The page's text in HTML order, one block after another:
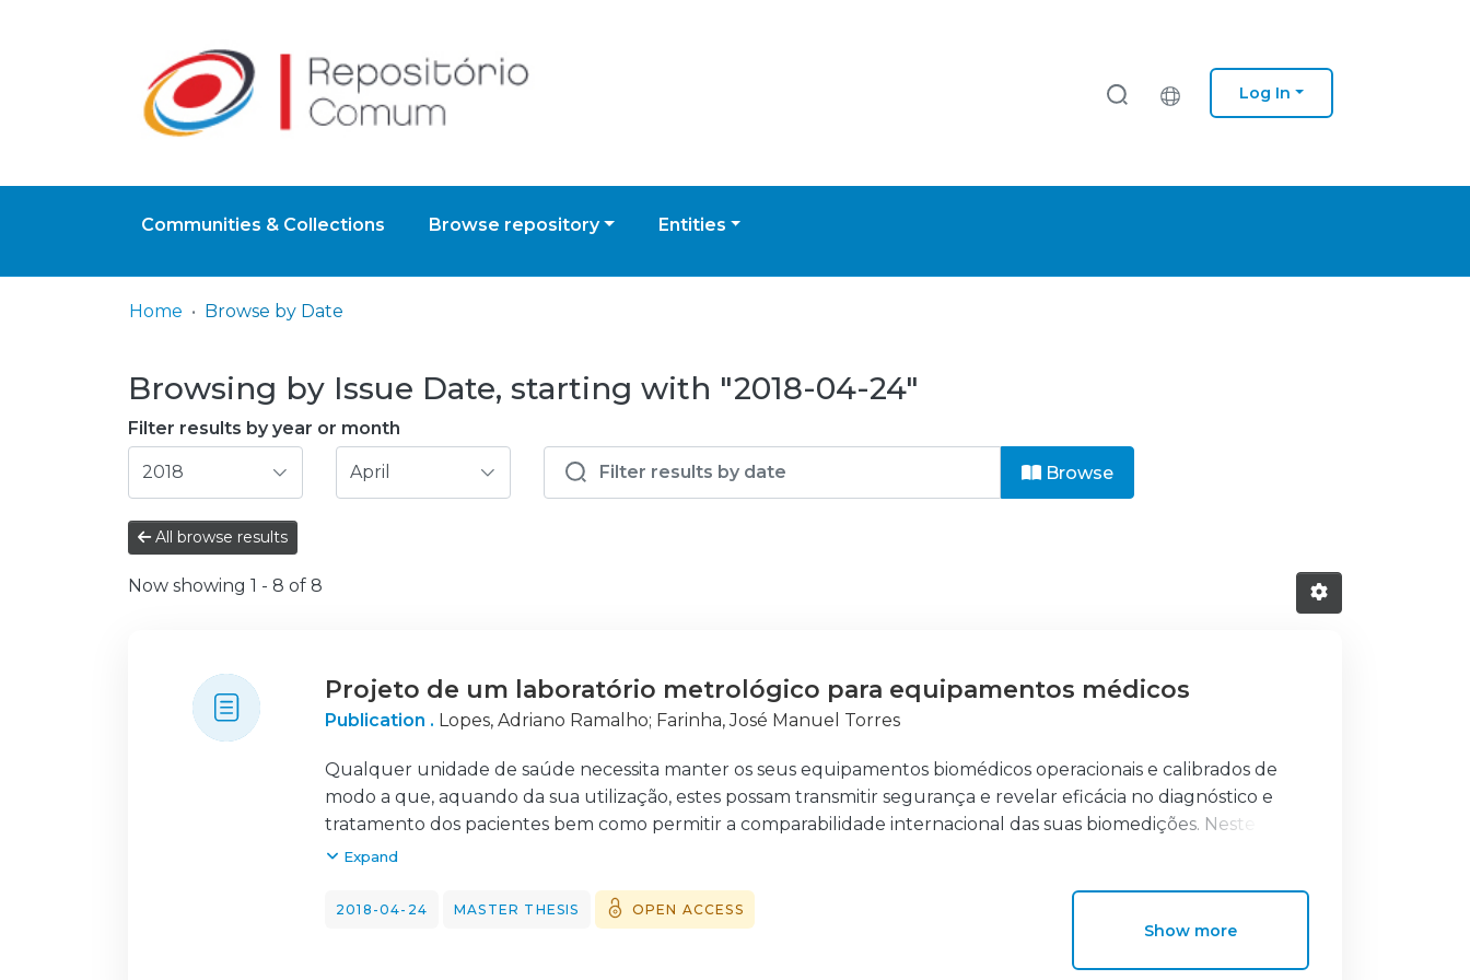
Log In
Communities & Collections Browse repository Entities
Home Browse by Date
Browsing by Issue Date, starting with "2018-04-24"
Filter results by year or month
Browse
All browse results
Now showing 1 - 8 of 8
Projeto de um laboratório metrológico para equipamentos médicos
Publication . Lopes, Adriano Ramalho; Farinha, José Manuel Torres
Qualquer unidade de saúde necessita manter os seus equipamentos biomédicos operacionais e calibrados de
modo a que, aquando da sua utilização, estes possam transmitir segurança e revelar eficácia no diagnóstico e
tratamento dos pacientes bem como permitir a comparabilidade internacional das suas biomedições. Neste
âmbito, procura-se com este projecto abordar a implementação de um laboratório de metrologia para
Sendo o universo dos equipamentos biomédicos tão diversificados e estando estes já agrupados em famílias, isto
é, por fabricante, por indicações de uso ou com o uso pretendido, ou por nível de risco, entre outras, torna-se
Expand
2018-04-24 MASTER THESIS OPEN ACCESS
Show more